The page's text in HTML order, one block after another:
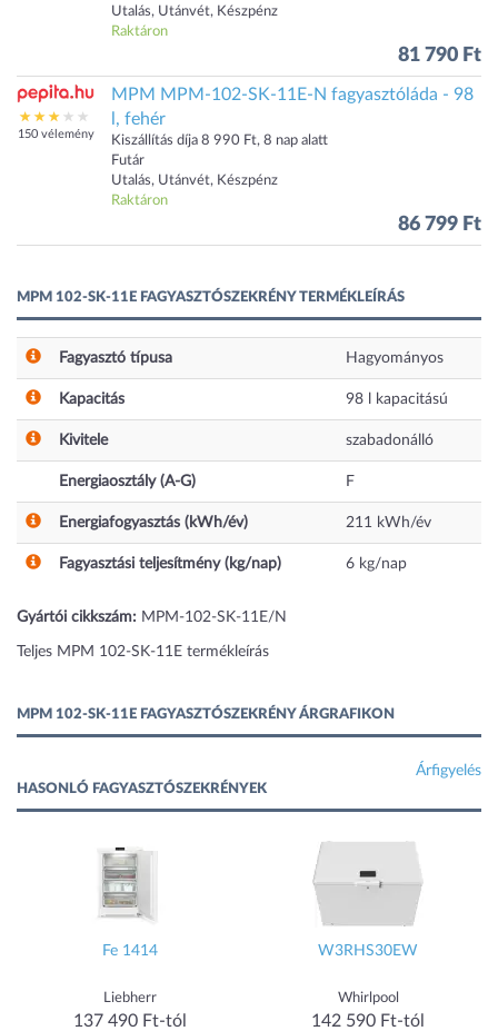
Utalás, Utánvét, Készpénz
Raktáron
81 790 Ft
150 vélemény
MPM MPM-102-SK-11E-N fagyasztóláda - 98
l, fehér
Kiszállítás díja 8 990 Ft, 8 nap alatt
Futár
Utalás, Utánvét, Készpénz
Raktáron
86 799 Ft
MPM 102-SK-11E FAGYASZTÓSZEKRÉNY TERMÉKLEÍRÁS
Fagyasztó típusa Hagyományos
Kapacitás 98 kapacitású
Kivitele szabadonálló
Energiaosztály (A-G) F
Energiafogyasztás (kWh/év) 211 kWh/év
Fagyasztási teljesítmény (kg/nap) 6 kg/nap
Gyártói cikkszám: MPM-102-SK-11E/N
Teljes MPM 102-SK-11E termékleírás
MPM 102-SK-11E FAGYASZTÓSZEKRÉNY ÁRGRAFIKON
Árfigyelés
HASONLÓ FAGYASZTÓSZEKRÉNYEK
Fe 1414
Liebherr
137 490 Ft-tól
W3RHS30EW
Whirlpool
142 590 Ft-tól